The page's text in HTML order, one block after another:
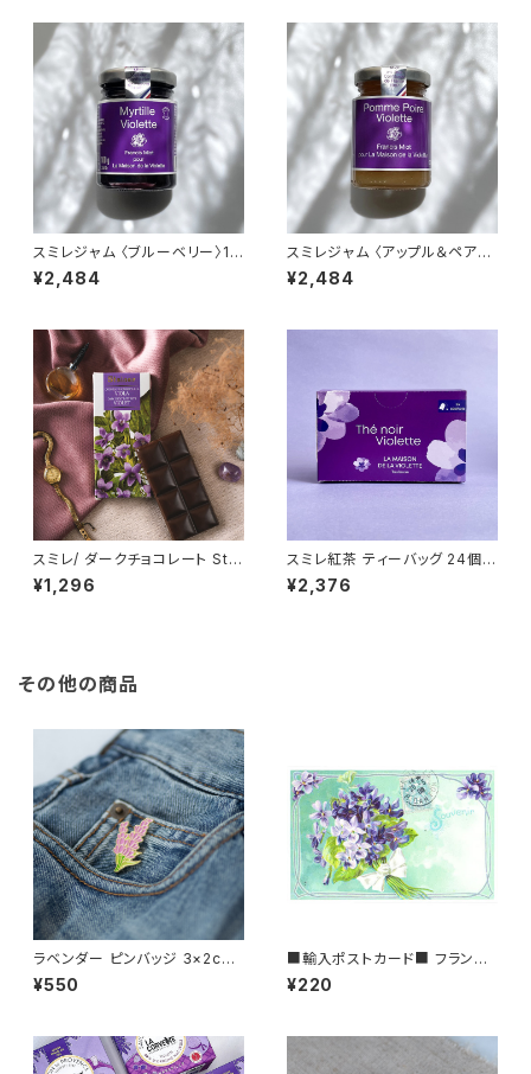
スミレジャム 〈ブルーベリー〉10
0g La Maison de la Violett
e バイオレットジャム Francis
¥2,484
スミレジャム 〈アップル＆ペア
ー〉100g La Maison de la Vi
olette バイオレットジャム Fran
¥2,484
スミレ/ ダークチョコレート Stai
ner (スタイナー) カカオ70% チ
ョコタブレット バイオレット Dar
¥1,296
スミレ紅茶 ティーバッグ 24個入
り ブラックティー La Maison d
e la Violette フランス/トゥー
¥2,376
その他の商品
ラベンダー ピンバッジ 3×2cm
Lavender
¥550
■輸入ポストカード■ フランス/
トゥールーズ スミレの花束 Tou
louse バイオレット
¥220